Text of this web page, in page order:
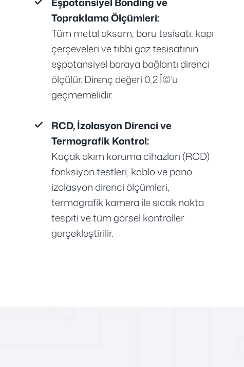
Topraklama Ölçümleri:
Tüm metal aksam, boru tesisatı, kapı
çerçeveleri ve tıbbi gaz tesisatının
eşpotansiyel baraya bağlantı direnci
ölçülür. Direnç değeri 0,2 Î©’u
geçmemelidir.
RCD, İzolasyon Direnci ve
Termografik Kontrol:
Kaçak akım koruma cihazları (RCD)
fonksiyon testleri, kablo ve pano
izolasyon direnci ölçümleri,
termografik kamera ile sıcak nokta
tespiti ve tüm görsel kontroller
gerçekleştirilir.